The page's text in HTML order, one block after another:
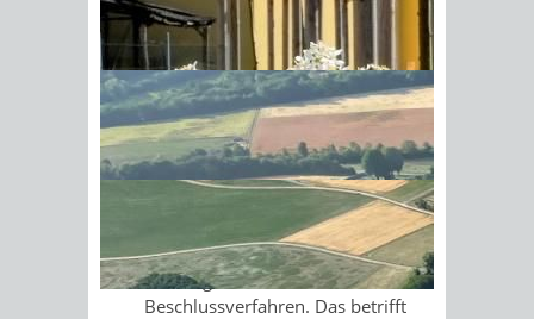
Sonnenschein am Morgen im
Ahornwald
Berufungen gegen die
Entscheidungen der
Arbeitsgerichte im
Urteilsverfahren. Das betrifft
insbesondere Rechtsstreitigkeiten
zwischen Arbeitnehmern und
Arbeitgebern.
gegen die
Entscheidungen der
Arbeitsgerichte im
Beschlussverfahren. Das betrifft